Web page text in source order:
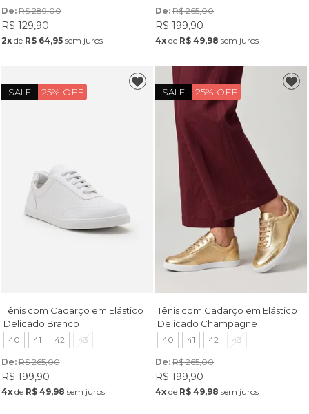
De: R$ 289,00
R$ 129,90
2xde R$ 64,95sem juros
De: R$ 265,00
R$ 199,90
4x de R$ 49,98 sem juros
SALE 25% OFF
Tênis com Cadarço em Elástico
Delicado Branco
40 41 42 43
De: R$ 265,00
R$ 199,90
4xde R$ 49,98 sem juros
SALE 25% OFF
Tênis com Cadarço em Elástico
Delicado Champagne
40 41 42 43
De: R$ 265,00
R$ 199,90
4x de R$ 49,98 sem juros